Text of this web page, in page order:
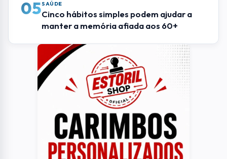
05SAÚDE
Cinco hábitos simples podem ajudar a
manter a memória afiada aos 60+